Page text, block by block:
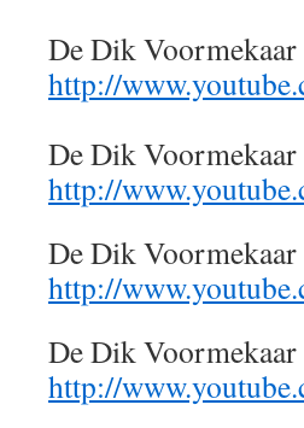
De Dik
http://
De Dik
http://
De Dik
http://
De Dik
http://